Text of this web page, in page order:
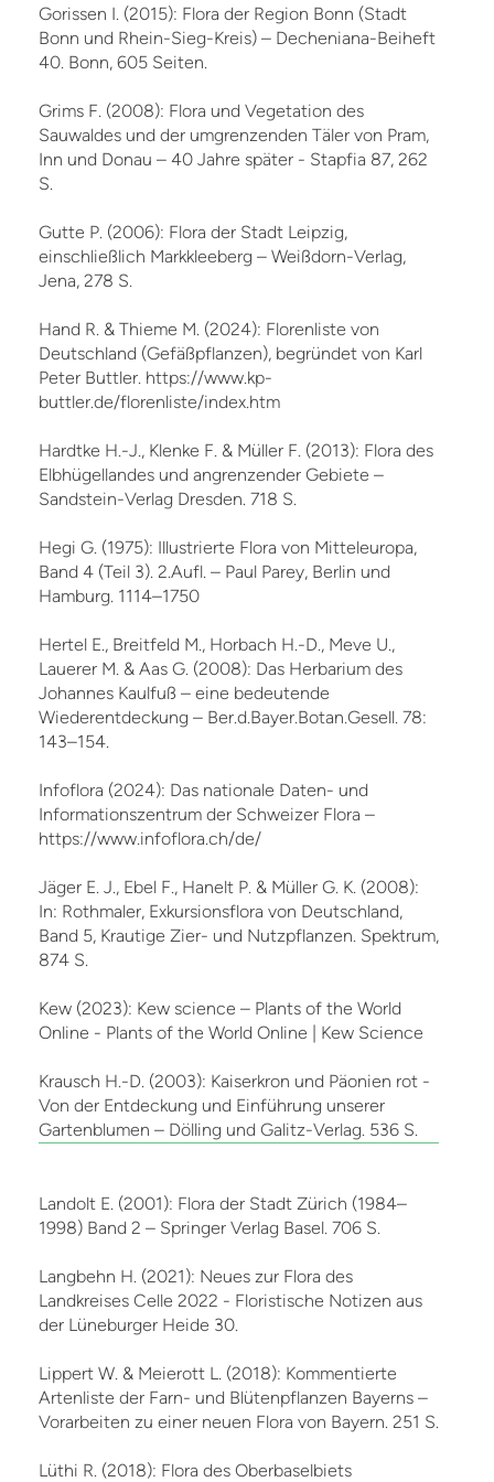
Gorissen I. (2015): Flora der Region Bonn (Stadt
Bonn und Rhein-Sieg-Kreis) – Decheniana-Beiheft
40. Bonn, 605 Seiten.
Grims F. (2008): Flora und Vegetation des
Sauwaldes und der umgrenzenden Täler von Pram,
Inn und Donau – 40 Jahre später - Stapfia 87, 262
S.
Gutte P. (2006): Flora der Stadt Leipzig,
einschließlich Markkleeberg – Weißdorn-Verlag,
Jena, 278 S.
Hand R. & Thieme M. (2024): Florenliste von
Deutschland (Gefäßpflanzen), begründet von Karl
Peter Buttler. https://www.kp-
buttler.de/florenliste/index.htm
Hardtke H.-J., Klenke F. & Müller F. (2013): Flora des
Elbhügellandes und angrenzender Gebiete –
Sandstein-Verlag Dresden. 718 S.
Hegi G. (1975): Illustrierte Flora von Mitteleuropa,
Band 4 (Teil 3). 2.Aufl. – Paul Parey, Berlin und
Hamburg. 1114–1750
Hertel E., Breitfeld M., Horbach H.-D., Meve U.,
Lauerer M. & Aas G. (2008): Das Herbarium des
Johannes Kaulfuß – eine bedeutende
Wiederentdeckung – Ber.d.Bayer.Botan.Gesell. 78:
143–154.
Infoflora (2024): Das nationale Daten- und
Informationszentrum der Schweizer Flora –
https://www.infoflora.ch/de/
Jäger E. J., Ebel F., Hanelt P. & Müller G. K. (2008):
In: Rothmaler, Exkursionsflora von Deutschland,
Band 5, Krautige Zier- und Nutzpflanzen. Spektrum,
874 S.
Kew (2023): Kew science – Plants of the World
Online - Plants of the World Online | Kew Science
Krausch H.-D. (2003): Kaiserkron und Päonien rot -
Von der Entdeckung und Einführung unserer
Gartenblumen – Dölling und Galitz-Verlag. 536 S.
Landolt E. (2001): Flora der Stadt Zürich (1984–
1998) Band 2 – Springer Verlag Basel. 706 S.
Langbehn H. (2021): Neues zur Flora des
Landkreises Celle 2022 - Floristische Notizen aus
der Lüneburger Heide 30.
Lippert W. & Meierott L. (2018): Kommentierte
Artenliste der Farn- und Blütenpflanzen Bayerns –
Vorarbeiten zu einer neuen Flora von Bayern. 251 S.
Lüthi R. (2018): Flora des Oberbaselbiets